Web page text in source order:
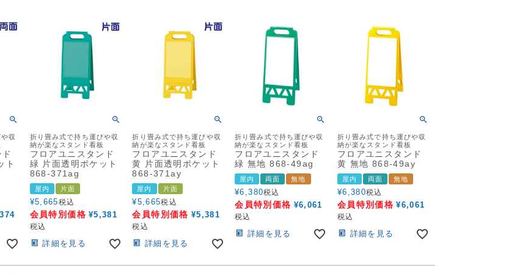
収
ト
折り畳み式で持ち運びや収
納が楽なスタンド看板
フロアユニスタンド
緑 片面透明ポケット
868-371ag
屋内 片面
¥5,665税込
会員特別価格 ¥5,381
税込
詳細を見る
折り畳み式で持ち運びや収
納が楽なスタンド看板
フロアユニスタンド
黄 片面透明ポケット
868-371ay
屋内 片面
¥5,665税込
会員特別価格 ¥5,381
税込
詳細を見る
折り畳み式で持ち運びや収
納が楽なスタンド看板
フロアユニスタンド
緑 無地 868-49ag
屋内 両面 無地
¥6,380税込
会員特別価格 ¥6,061
税込
詳細を見る
折り畳み式で持ち運びや収
納が楽なスタンド看板
フロアユニスタンド
黄 無地 868-49ay
屋内 両面 無地
¥6,380税込
会員特別価格 ¥6,061
税込
詳細を見る